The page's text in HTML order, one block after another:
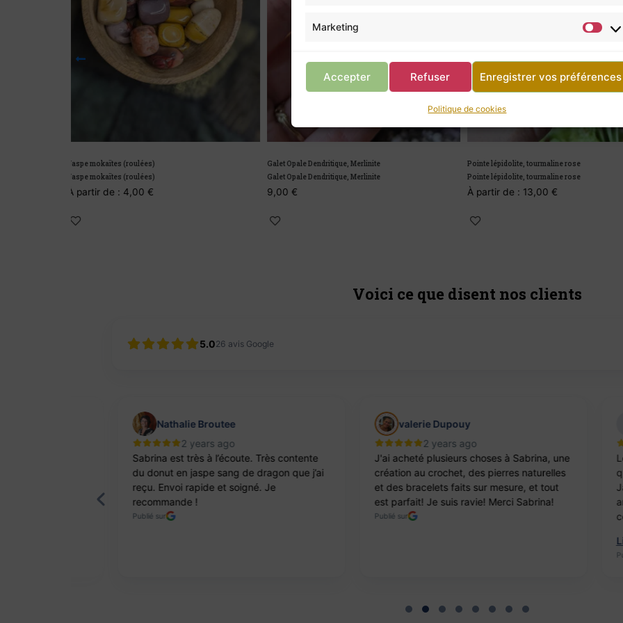
Marketing
Accepter Refuser Enregistrer vos préférences
Politique de cookies
Galet Opale Dendritique, Merlinite
Galet Opale Dendritique, Merlinite
9,00€
Pointe lépidolite, tourmaline rose
Pointe lépidolite, tourmaline rose
À partir de :
Voici ce que disent nos clients
5.026 avis Google
Nathalie Broutee
2 years ago
Sabrina est très à l’écoute. Très contente
du donut en jaspe sang de dragon que j’ai
reçu. Envoi rapide et soigné. Je
recommande !
Publié sur
valerie Dupouy
2 years ago
J'ai acheté plusieurs choses à Sabrina, une
création au crochet, des pierres naturelles
et des bracelets faits sur mesure, et tout
est parfait! Je suis ravie! Merci Sabrina!
Publié sur